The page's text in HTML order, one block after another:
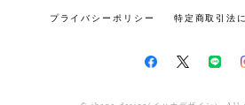
プライバシーポリシー 特定商取引法